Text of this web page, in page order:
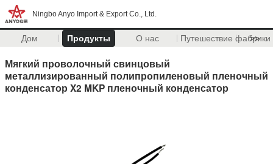
Ningbo Anyo Import & Export Co., Ltd.
Дом Продукты О нас Путешествие фабрики
>>
Мягкий проволочный свинцовый
металлизированный полипропиленовый пленочный
конденсатор X2 MKP пленочный конденсатор